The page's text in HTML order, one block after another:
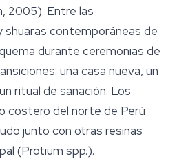
2005). Entre las
shuaras contemporáneas de
durante ceremonias de
una casa nueva, un
ritual de sanación. Los
costero del norte de Perú
junto con otras resinas
(Protium spp.).